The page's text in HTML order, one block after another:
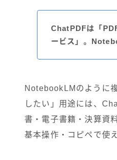
ChatPDFは「
ービス」。
NotebookLMのように
したい」用途には、
書・電子書籍・決算資
基本操作・コピペで使